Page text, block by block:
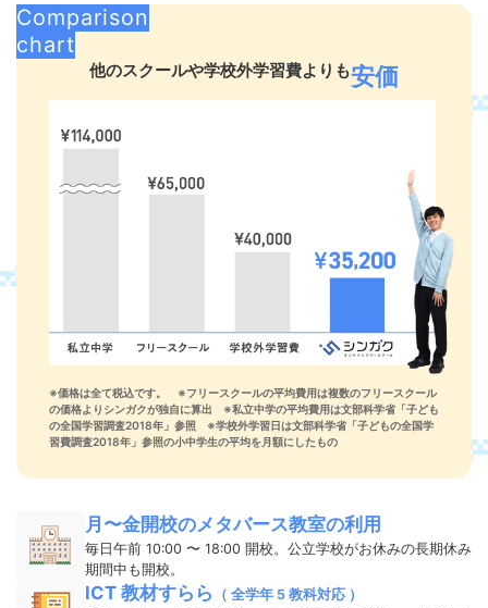
Comparison
chart
他のスクールや学校外学習費よりも安価
※価格は全て税込です。 ※フリースクールの平均費用は複数のフリースクール
の価格よりシンガクが独自に算出 ※私立中学の平均費用は文部科学省「子ども
の全国学習調査2018年」参照 ※学校外学習日は文部科学省「子どもの全国学
習費調査2018年」参照の小中学生の平均を月額にしたもの
月〜金開校のメタバース教室の利用
毎日午前 10:00 〜 18:00 開校。公立学校がお休みの長期休み
期間中も開校。
ICT 教材すらら
（ 全学年 5 教科対応 ）